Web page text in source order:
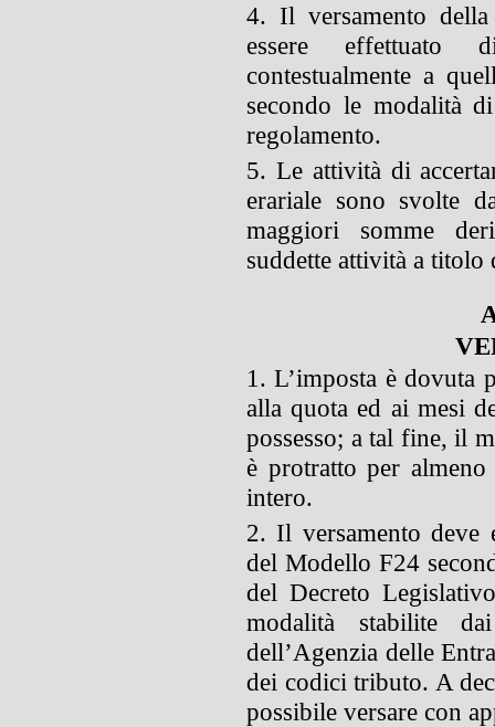
4. Il versamento
essere effettuato
contestualmente a
secondo le modalità
regolamento.
5. Le attività di
erariale sono svolte
maggiori somme
suddette attività a titolo
1. L’imposta è dovuta
alla quota ed ai mesi
possesso; a tal fine, il
è protratto per
intero.
2. Il versamento deve
del Modello F24
del Decreto
modalità stabilite
dell’Agenzia delle
dei codici tributo. A
possibile versare con